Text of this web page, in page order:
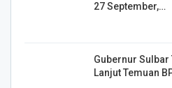
27 September,…
Gubernur
Lanjut Temuan